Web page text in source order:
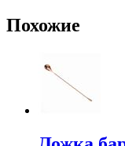
Похожие